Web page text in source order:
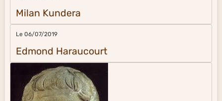
Milan Kundera
Le 06/07/2019
Edmond Haraucourt